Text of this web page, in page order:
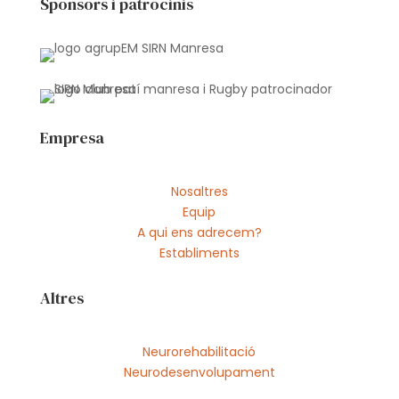
Empresa
Nosaltres
Equip
A qui ens adrecem?
Establiments
Altres
Neurorehabilitació
Neurodesenvolupament